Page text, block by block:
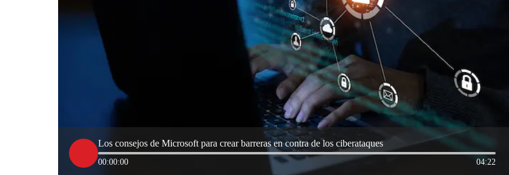
Los consejos de Microsoft para crear barreras en contra de los ciberataques
00:00:00 04:22